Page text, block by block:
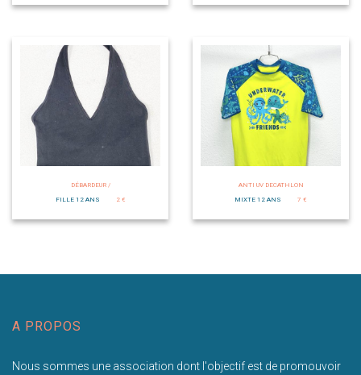
DÉBARDEUR /
FILLE 12 ANS
2 €
ANTI UV DECATHLON
MIXTE 12 ANS
7 €
A PROPOS
Nous sommes une association dont l'objectif est de promouvoir